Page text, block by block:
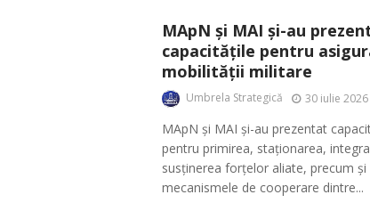
MApN și MAI și-au
capacitățile pentru
mobilității militare
Umbrela Strategică 30 iulie
MApN și MAI și-au prezentat
pentru primirea, staționarea,
susținerea forțelor aliate, precum și
mecanismele de cooperare dintre...